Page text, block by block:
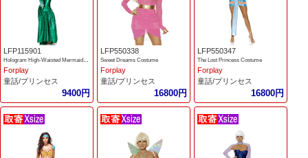
LFP115901
Hologram High-Waisted Mermaid Skirt
Forplay
童話/プリンセス
9400円
LFP550338
Sweet Dreams Costume
Forplay
童話/プリンセス
16800円
LFP550347
The Lost Princess Costume
Forplay
童話/プリンセス
16800円